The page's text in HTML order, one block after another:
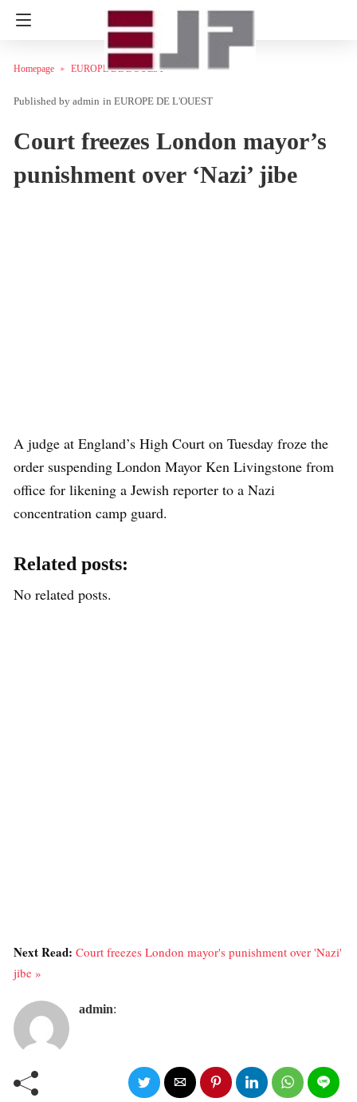
Homepage EUROPE DE L'OUEST
admin in EUROPE DE L'OUEST
Court freezes London mayor’s
punishment over ‘Nazi’ jibe
A judge at England’s High Court on Tuesday froze the
order suspending London Mayor Ken Livingstone from
office for likening a Jewish reporter to a Nazi
concentration camp guard.
Related posts:
No related posts.
Next Read: Court freezes London mayor's punishment over 'Nazi'
jibe »
admin: